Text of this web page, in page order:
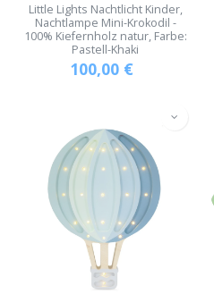
Little Lights Nachtlicht Kinder,
Nachtlampe Mini-Krokodil -
100% Kiefernholz natur, Farbe:
Pastell-Khaki
100,00 €